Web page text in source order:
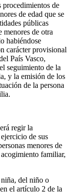
procedimientos de
de edad que se
públicas
menores de otra
habiéndose
carácter provisional
País Vasco,
seguimiento de la
y la emisión de los
de la persona
regir la
de sus
menores de
familiar,
del niño o
el artículo 2 de la